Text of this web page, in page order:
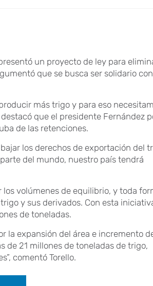
un proyecto de ley para
que se busca ser solidario
más trigo y para eso
que el presidente Fernández
de las retenciones.
los derechos de exportación del
del mundo, nuestro país tendrá
volúmenes de equilibrio, y toda
y sus derivados. Con esta
de toneladas.
la expansión del área e incremento
de 21 millones de toneladas de trigo,
comentó Torello.